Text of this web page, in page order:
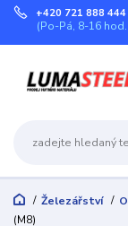
+420 721 888 444
(Po-Pá, 8-16
Železářství
(M8)